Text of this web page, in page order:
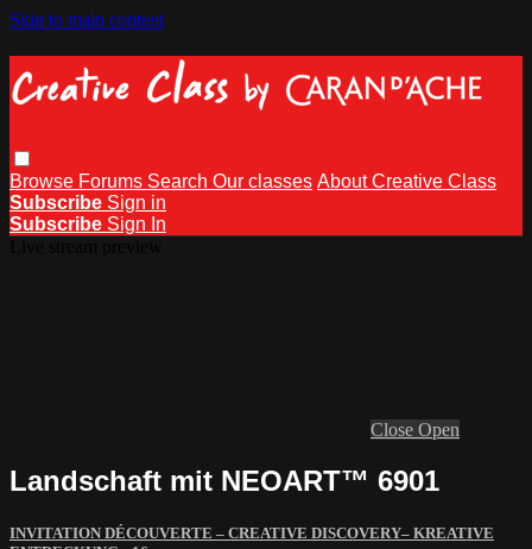
Skip to main content
Browse Forums Search Our classes About Creative Class
Subscribe Sign in
Subscribe Sign In
Close Open
Landschaft mit NEOART™ 6901
INVITATION DÉCOUVERTE – CREATIVE DISCOVERY– KREATIVE